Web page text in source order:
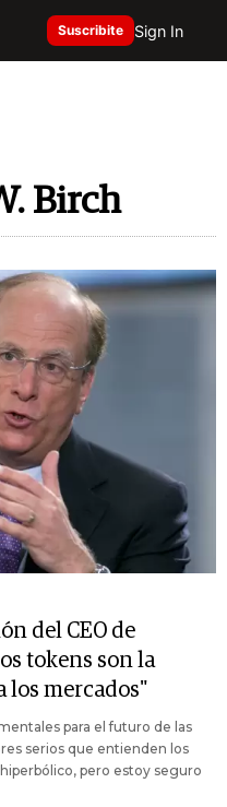
Suscribite Sign In
Birch
del CEO de
tokens son la
los mercados"
para el futuro de las
serios que entienden los
pero estoy seguro